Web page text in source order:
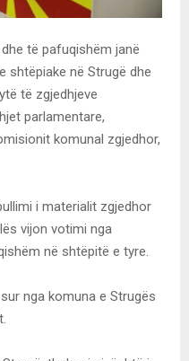
të pafuqishëm janë
shtëpiake në Strugë dhe
të zgjedhjeve
parlamentare,
komunal zgjedhor,
i materialit zgjedhor
vijon votimi nga
në shtëpitë e tyre.
nga komuna e Strugës